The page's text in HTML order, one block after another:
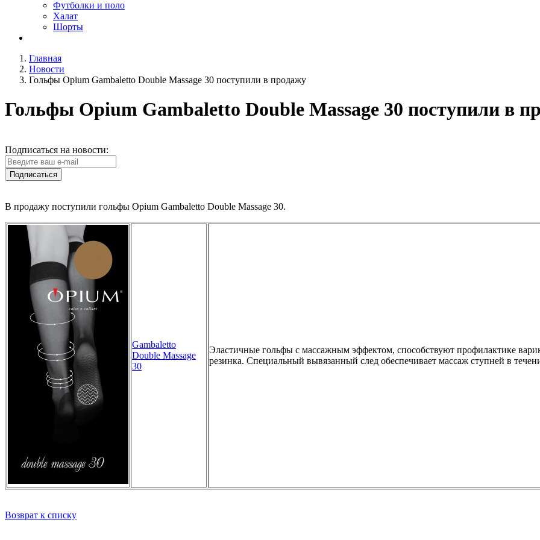
Футболки и поло
Халат
Шорты
Главная
Новости
Гольфы Opium Gambaletto Double Massage 30 поступили в продажу
Гольфы Opium Gambaletto Double Massage 30 поступили в
Подписаться на новости:
Подписаться
В продажу поступили гольфы Opium Gambaletto Double Massage 30.
Gambaletto
Double Massage
30
Эластичные гольфы с массажным эффектом, способствуют профилактике
резинка. Специальный вывязанный след обеспечивает массаж ступней в
Возврат к списку